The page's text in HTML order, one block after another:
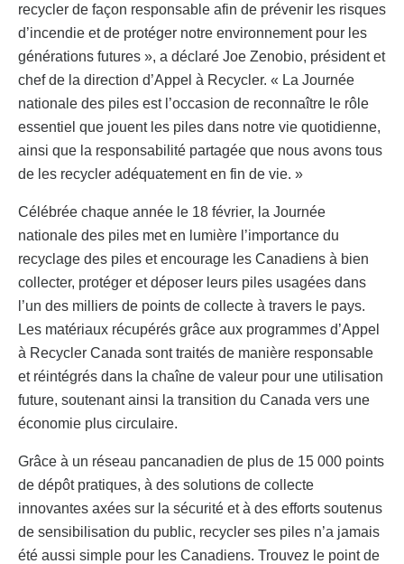
recycler de façon responsable afin de prévenir les risques
d’incendie et de protéger notre environnement pour les
générations futures », a déclaré Joe Zenobio, président et
chef de la direction d’Appel à Recycler. « La Journée
nationale des piles est l’occasion de reconnaître le rôle
essentiel que jouent les piles dans notre vie quotidienne,
ainsi que la responsabilité partagée que nous avons tous
de les recycler adéquatement en fin de vie. »
Célébrée chaque année le 18 février, la Journée
nationale des piles met en lumière l’importance du
recyclage des piles et encourage les Canadiens à bien
collecter, protéger et déposer leurs piles usagées dans
l’un des milliers de points de collecte à travers le pays.
Les matériaux récupérés grâce aux programmes d’Appel
à Recycler Canada sont traités de manière responsable
et réintégrés dans la chaîne de valeur pour une utilisation
future, soutenant ainsi la transition du Canada vers une
économie plus circulaire.
Grâce à un réseau pancanadien de plus de 15 000 points
de dépôt pratiques, à des solutions de collecte
innovantes axées sur la sécurité et à des efforts soutenus
de sensibilisation du public, recycler ses piles n’a jamais
été aussi simple pour les Canadiens. Trouvez le point de